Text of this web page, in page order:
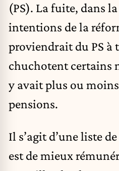
(PS). La fuite, dans
intentions de la
proviendrait du PS à
chuchotent certains
y avait plus ou
pensions.
Il s’agit d’une liste
est de mieux